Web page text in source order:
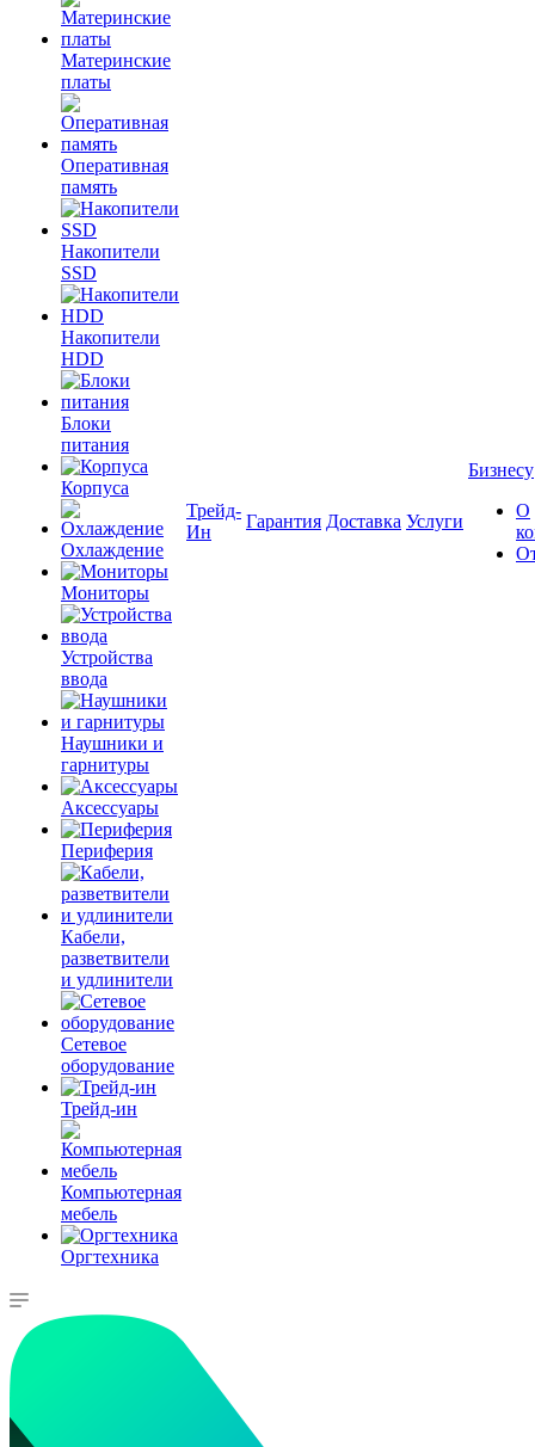
Материнские
платы
Оперативная
память
Накопители
SSD
Накопители
HDD
Блоки
питания
Корпуса
Охлаждение
Мониторы
Устройства
ввода
Наушники и
гарнитуры
Аксессуары
Периферия
Кабели,
разветвители
и удлинители
Сетевое
оборудование
Трейд-ин
Компьютерная
мебель
Оргтехника
Трейд-
Ин
Гарантия Доставка Услуги
Бизнесу
О